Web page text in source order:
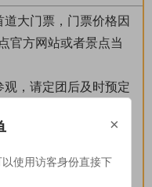
大门票，门票价格因
官方网站或者景点当
，请定团后及时预定
我司不承担任何责
偿。
导游不会强制；以上
×
使用访客身份直接下